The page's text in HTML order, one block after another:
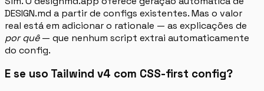
DESIGN.md a partir de configs existentes. Mas o valor
real está em adicionar o rationale — as explicações de
por quê— que nenhum script extrai automaticamente
do config.
E se uso Tailwind v4 com CSS-first config?